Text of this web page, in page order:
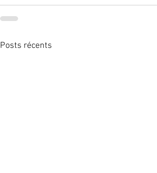
Posts récents